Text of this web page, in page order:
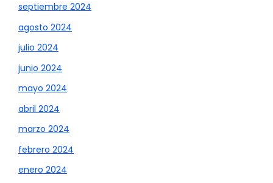
septiembre 2024
agosto 2024
julio 2024
junio 2024
mayo 2024
abril 2024
marzo 2024
febrero 2024
enero 2024